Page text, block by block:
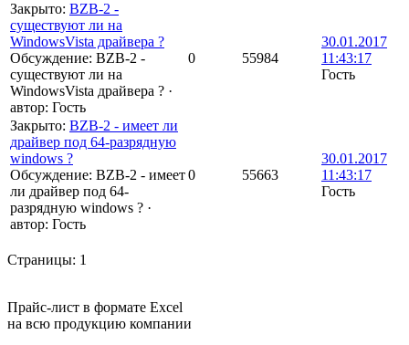
Закрыто: BZB-2 -
существуют ли на
WindowsVista драйвера ?
Обсуждение: BZB-2 -
существуют ли на
WindowsVista драйвера ? ·
автор: Гость
0 55984
30.01.2017
11:43:17
Гость
Закрыто: BZB-2 - имеет ли
драйвер под 64-разрядную
windows ?
Обсуждение: BZB-2 - имеет
ли драйвер под 64-
разрядную windows ? ·
автор: Гость
0 55663
30.01.2017
11:43:17
Гость
Страницы: 1
Прайс-лист в формате Excel
на всю продукцию компании